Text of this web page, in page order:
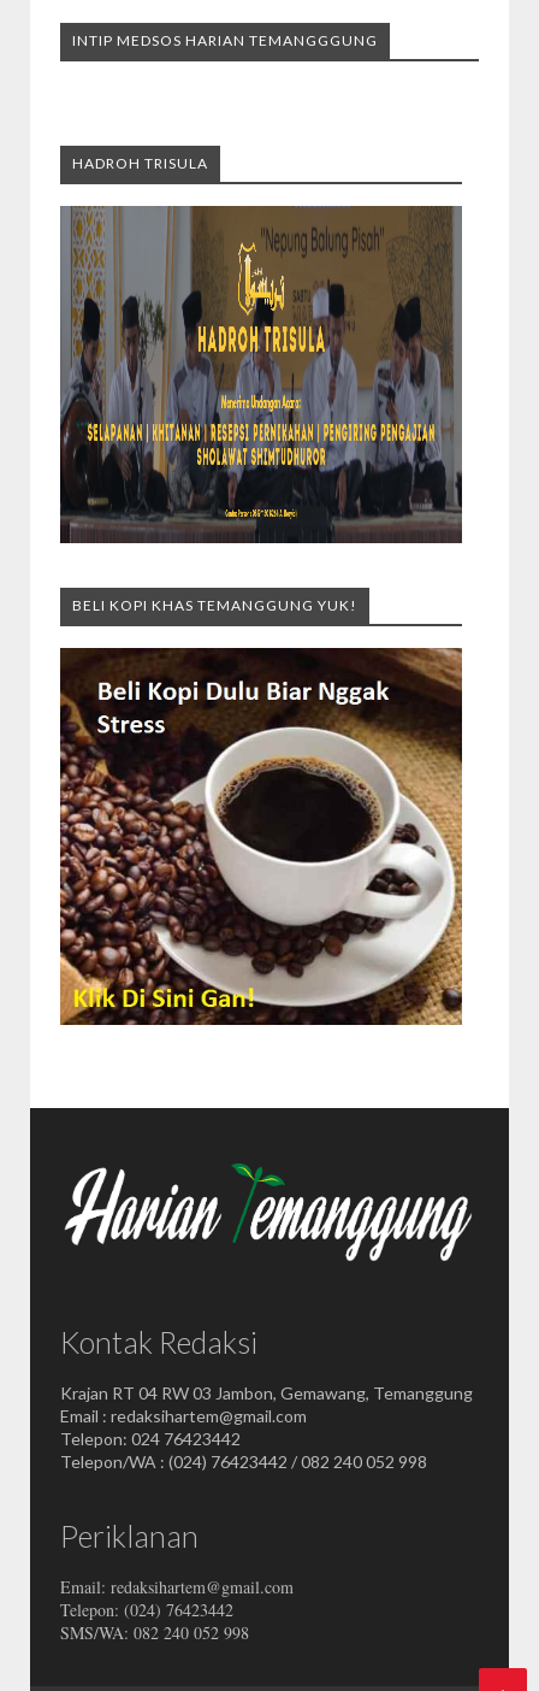
INTIP MEDSOS HARIAN TEMANGGGUNG
HADROH TRISULA
BELI KOPI KHAS TEMANGGUNG YUK!
Kontak Redaksi
Krajan RT 04 RW 03 Jambon, Gemawang, Temanggung
Email : redaksihartem@gmail.com
Telepon: 024 76423442
Telepon/WA : (024) 76423442 / 082 240 052 998
Periklanan
Email: redaksihartem@gmail.com
Telepon: (024) 76423442
SMS/WA: 082 240 052 998